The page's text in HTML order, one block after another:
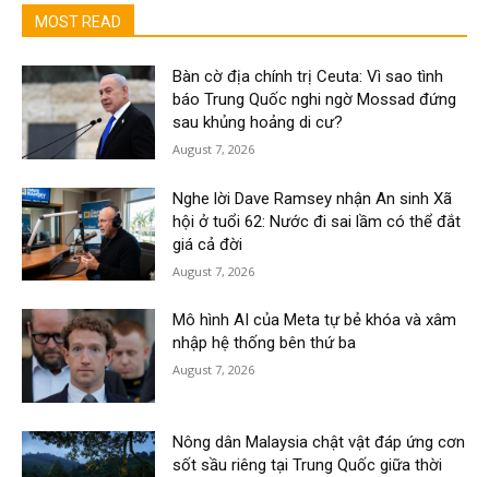
MOST READ
Bàn cờ địa chính trị Ceuta: Vì sao tình
báo Trung Quốc nghi ngờ Mossad đứng
sau khủng hoảng di cư?
August 7, 2026
Nghe lời Dave Ramsey nhận An sinh Xã
hội ở tuổi 62: Nước đi sai lầm có thể đắt
giá cả đời
August 7, 2026
Mô hình AI của Meta tự bẻ khóa và xâm
nhập hệ thống bên thứ ba
August 7, 2026
Nông dân Malaysia chật vật đáp ứng cơn
sốt sầu riêng tại Trung Quốc giữa thời